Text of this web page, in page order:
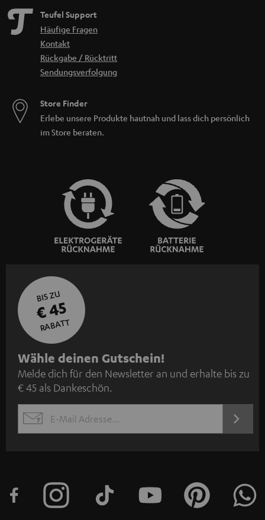
Teufel Support
Häufige Fragen
Kontakt
Rückgabe / Rücktritt
Sendungsverfolgung
Store Finder
Erlebe unsere Produkte hautnah und lass dich persönlich
im Store beraten.
BIS ZU
€ 45
RABATT
N
e
w
s
l
e
Wähle deinen Gutschein!
Melde dich für den Newsletter an und erhalte bis zu
€ 45 als Dankeschön.
EMAIL
JETZT